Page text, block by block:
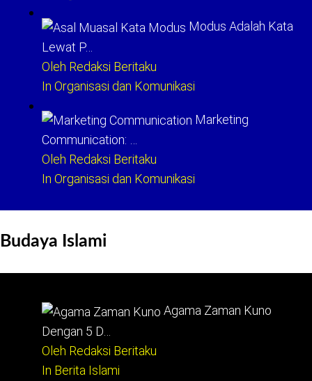
Modus Adalah Kata
Lewat P…
Oleh Redaksi Beritaku
In Organisasi dan Komunikasi
Marketing
Communication: …
Oleh Redaksi Beritaku
In Organisasi dan Komunikasi
Budaya Islami
Agama Zaman Kuno
Dengan 5 D…
Oleh Redaksi Beritaku
In Berita Islami